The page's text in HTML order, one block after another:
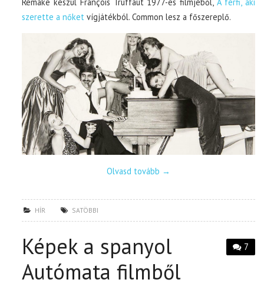
szerette a nőket vígjátékból. Common lesz a főszereplő.
Olvasd tovább →
HÍR SATÖBBI
7
Képek a spanyol
Autómata filmből